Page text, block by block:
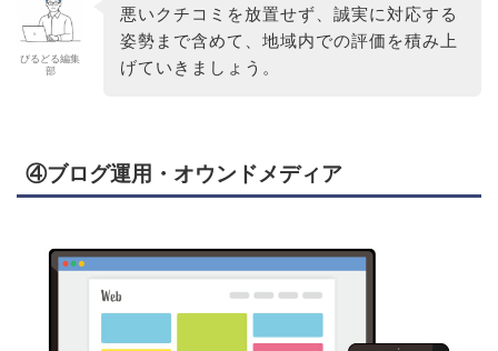
びるどる編集
部
悪いクチコミを放置せず、誠実に対応する
姿勢まで含めて、地域内での評価を積み上
げていきましょう。
④ブログ運用・オウンドメディア